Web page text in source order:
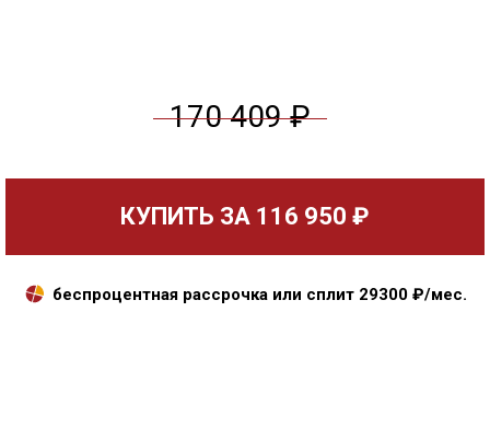
170 409 ₽
КУПИТЬ ЗА 116 950 ₽
беспроцентная рассрочка или сплит 29300₽/мес.